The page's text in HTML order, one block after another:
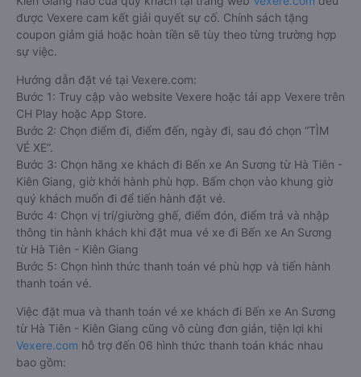
Vexere.com - Hệ thống đặt vé xe khách chất lượng, và uy tín
nhất tại Việt Nam, đảm bảo giữ chỗ 100%. Đối với bất cứ giao
dịch đặt mua vé xe khách đi Bến xe An Sương từ Hà Tiên -
Kiên Giang nào của quý khách tại trang web
được Vexere cam kết giải quyết sự cố. Chính sách tặng
coupon giảm giá hoặc hoàn tiền sẽ tùy theo từng trường hợp
sự việc.
Hướng dẫn đặt vé tại Vexere.com:
Bước 1: Truy cập vào website Vexere hoặc tải app Vexere trên
CH Play hoặc App Store.
Bước 2: Chọn điểm đi, điểm đến, ngày đi, sau đó chọn “TÌM
VÉ XE”.
Bước 3: Chọn hãng xe khách đi Bến xe An Sương từ Hà Tiên -
Kiên Giang, giờ khởi hành phù hợp. Bấm chọn vào khung giờ
quý khách muốn đi để tiến hành đặt vé.
Bước 4: Chọn vị trí/giường ghế, điểm đón, điểm trả và nhập
thông tin hành khách khi đặt mua vé xe đi Bến xe An Sương
từ Hà Tiên - Kiên Giang
Bước 5: Chọn hình thức thanh toán vé phù hợp và tiến hành
thanh toán vé.
Việc đặt mua và thanh toán vé xe khách đi Bến xe An Sương